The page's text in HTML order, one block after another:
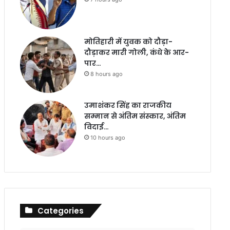
मोतिहारी में युवक को दौड़ा-
दौड़ाकर मारी गोली, कंधे के आर-
पार…
8 hours ago
उमाशंकर सिंह का राजकीय
सम्मान से अंतिम संस्कार, अंतिम
विदाई…
10 hours ago
Categories